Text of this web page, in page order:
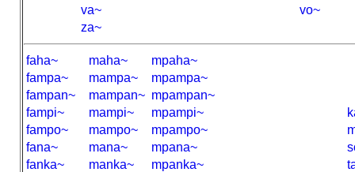
va~
vo~
za~
faha~ maha~
mpaha~
fampa~
mampa~
mpampa~
fampan~
mampan~ mpampan~
fampi~
mampi~ mpampi~
fampo~
mampo~ mpampo~
fana~
mana~ mpana~
fanka~
manka~ mpanka~